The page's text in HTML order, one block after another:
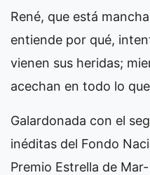
René, que está
entiende por qué,
vienen sus heridas;
acechan en todo lo
Galardonada con el
inéditas del Fondo
Premio Estrella de